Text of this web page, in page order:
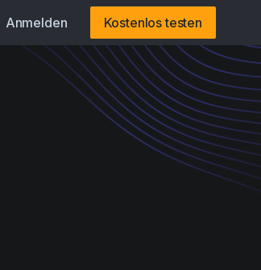
Anmelden Kostenlos testen